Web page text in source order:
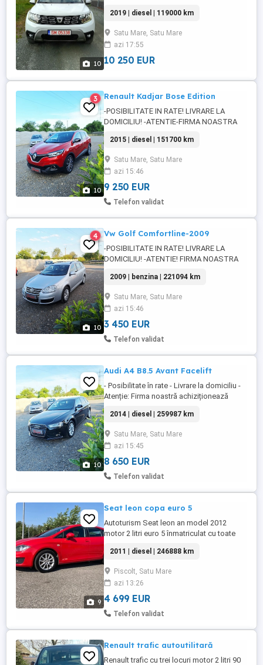
10
EURO 6 NAVIGAȚIE MARE 3D CAMERA
spate CLIMATRONIC AVERTIZARE UNGHI
MORT ÎN OGLINZI SENZORI DE PARCARE
Geamuri electrice Oglinzi electrice
incalzite Comp de bord Pilot automat
2019 | diesel | 119000 km
Satu Mare, Satu Mare
azi 17:55
10 250 EUR
10
3 Renault Kadjar Bose Edition
-POSIBILITATE IN RATE! LIVRARE LA
DOMICILIU! -ATENTIE-FIRMA NOASTRA
DE LA PERSOANE FIZICE DIN GERMANIA!
TOATE ANUNTURILE SUNT SALVATE CU
KILOMETRAJUL AFISAT SI DESCRIEREA
PROPRIETARULUI! -Firma autorizata LED
AUTO IMPORT srl va ofera spre vanzare:
Renaul Kadjar BOSE ...
2015 | diesel | 151700 km
Satu Mare, Satu Mare
azi 15:46
9 250 EUR
Telefon validat
10
4 Vw Golf Comfortline-2009
-POSIBILITATE IN RATE! LIVRARE LA
DOMICILIU! -ATENTIE! FIRMA NOASTRA
DE LA PERSOANE FIZICE! TOATE
ANUNTURILE SUNT SALVATE CU
KILOMETRAJUL AFISAT SI DESCRIEREA
PROPRIETARULUI! -Firma autorizata LED
AUTO IMPORT srl va ofera spre vanzare:
Vw Golf Variant Pret: 3450 Euro -Nu ...
2009 | benzina | 221094 km
Satu Mare, Satu Mare
azi 15:46
3 450 EUR
Telefon validat
10
Audi A4 B8.5 Avant Facelift
- Posibilitate în rate - Livrare la domiciliu -
Atenție: Firma noastră achiziționează
Toate anunțurile sunt salvate cu
kilometrajul afișat și descrierea
proprietarului. - Firma autorizată LED
AUTO IMPORT SRL vă oferă spre vânzare:
- Date tehnice & Informații: - ...
2014 | diesel | 259987 km
Satu Mare, Satu Mare
azi 15:45
8 650 EUR
Telefon validat
9
Seat leon copa euro 5
Autoturism Seat leon an model 2012
motor 2 litri euro 5 înmatriculat cu toate
distribuție și volantă cu multe dotări alte
detalii la tel .
2011 | diesel | 246888 km
Piscolt, Satu Mare
azi 13:26
4 699 EUR
Telefon validat
Renault trafic autoutilitară
Renault trafic cu trei locuri motor 2 litri 90